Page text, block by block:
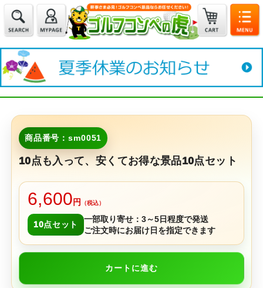
商品番号：sm0051
10点も入って、安くてお得な景品10点セット
6,600 円 （税込）
10点セット
一部取り寄せ：3～5日程度で発送
ご注文時にお届け日を指定できます
カートに進む